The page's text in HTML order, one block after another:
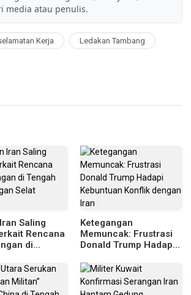
media atau penulis.
Kerja Ledakan Tambang
Saling
Rencana
di
Ketegangan
Memuncak: Frustrasi
Donald Trump Hadapi
dengan Iran